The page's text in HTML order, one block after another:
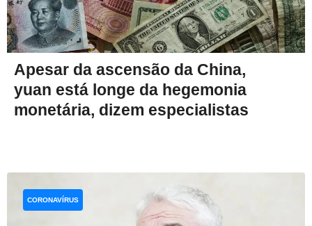
Apesar da ascensão da China,
yuan está longe da hegemonia
monetária, dizem especialistas
CORONAVÍRUS